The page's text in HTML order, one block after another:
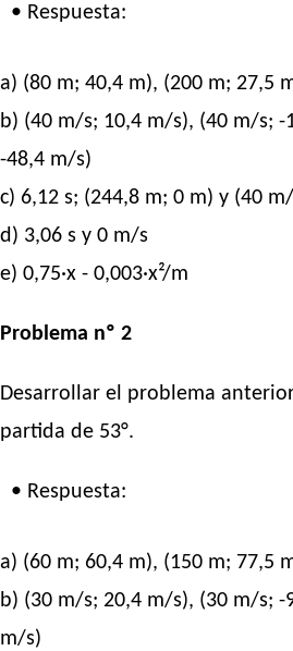
• Respuesta:
a) (80 m; 40,4 m), (200 m; 27,5
b) (40 m/s; 10,4 m/s), (40 m/s; -
-48,4 m/s)
c) 6,12 s; (244,8 m; 0 m) y (40
d) 3,06 s y 0 m/s
e) 0,75·x - 0,003·x²/m
Problema nº 2
Desarrollar el problema
partida de 53°.
• Respuesta:
a) (60 m; 60,4 m), (150 m; 77,5
b) (30 m/s; 20,4 m/s), (30 m/s;
m/s)